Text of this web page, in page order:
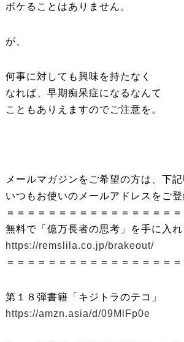
ボケることはありません。
が、
何事に対しても興味を持たなく
なれば、早期痴呆症になるなんて
こともありえますのでご注意を。
メールマガジンをご希望の方は、下
いつもお使いのメールアドレスをご登
＝＝＝＝＝＝＝＝＝＝＝＝＝＝＝＝
無料で「億万長者の思考」を手に入れ
https://remslila.co.jp/brakeout/
＝＝＝＝＝＝＝＝＝＝＝＝＝＝＝＝
第１８弾書籍「キジトラのテコ」
https://amzn.asia/d/09MlFp0e